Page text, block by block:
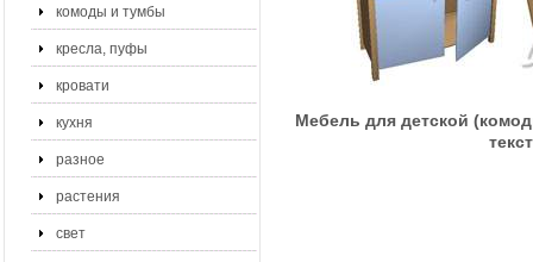
комоды и тумбы
кресла, пуфы
кровати
кухня
разное
растения
свет
Мебель для детской